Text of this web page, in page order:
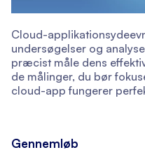
Cloud-
undersøgelser og
præcist måle dens
de målinger, du bør
cloud-app fungerer
Gennemløb